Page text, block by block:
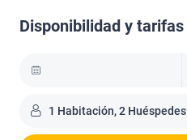
Disponibilidad y tarifas
1 Habitación, 2 Huéspedes